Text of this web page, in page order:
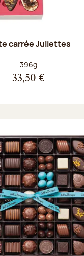
carrée Juliettes
Poids net :
396g
33,50 €